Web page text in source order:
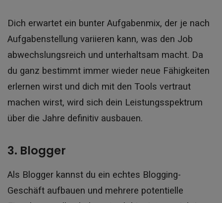
Dich erwartet ein bunter Aufgabenmix, der je nach
Aufgabenstellung variieren kann, was den Job
abwechslungsreich und unterhaltsam macht. Da
du ganz bestimmt immer wieder neue Fähigkeiten
erlernen wirst und dich mit den Tools vertraut
machen wirst, wird sich dein Leistungsspektrum
über die Jahre definitiv ausbauen.
3. Blogger
Als Blogger kannst du ein echtes Blogging-
Geschäft aufbauen und mehrere potentielle